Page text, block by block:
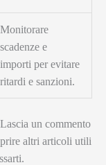
Monitorare
scadenze e
importi per evitare
ritardi e sanzioni.
un commento
altri articoli utili